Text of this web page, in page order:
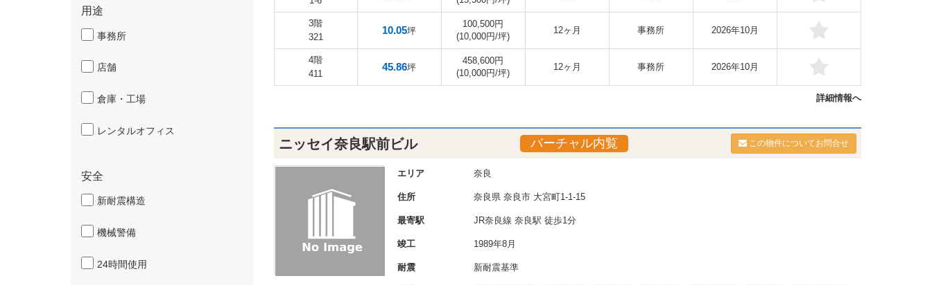
3階
321
10.05坪
100,500円
(10,000円/坪)
12ヶ月 事務所 2026年10月
4階
411
45.86坪
458,600円
(10,000円/坪)
12ヶ月 事務所 2026年10月
詳細情報へ
ニッセイ奈良駅前ビル バーチャル内覧 この物件についてお問合せ
エリア 奈良
住所 奈良県 奈良市大宮町1-1-15
最寄駅 JR奈良線 奈良駅 徒歩1分
竣工 1989年8月
耐震 新耐震基準
用途
事務所
店舗
倉庫・工場
レンタルオフィス
安全
新耐震構造
機械警備
24時間使用